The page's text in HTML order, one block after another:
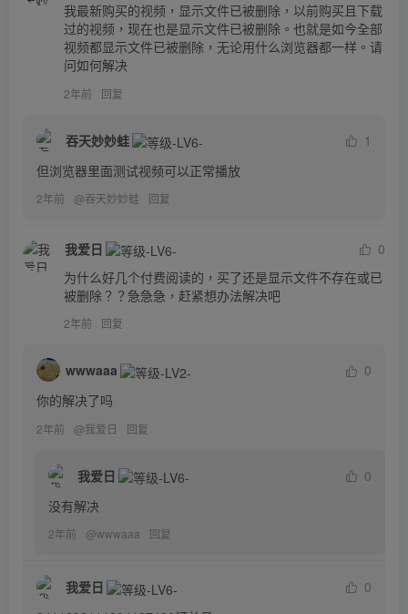
我最新购买的视频，显示文件已被删除，以前购买且下载
过的视频，现在也是显示文件已被删除。也就是如今全部
视频都显示文件已被删除，无论用什么浏览器都一样。请
问如何解决
2年前 回复
吞天妙妙蛙
1
但浏览器里面测试视频可以正常播放
2年前 @吞天妙妙蛙 回复
我爱日
0
为什么好几个付费阅读的，买了还是显示文件不存在或已
被删除？？急急急，赶紧想办法解决吧
2年前 回复
wwwaaa
0
你的解决了吗
2年前 @我爱日 回复
我爱日
0
没有解决
2年前 @wwwaaa 回复
我爱日
0